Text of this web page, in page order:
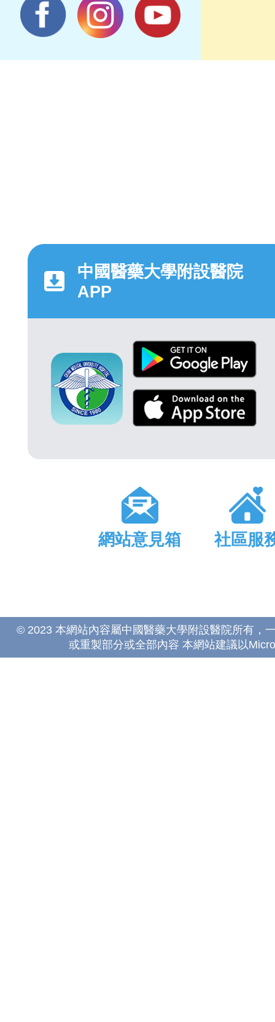
中國醫藥大學附設醫院
APP
網站意見箱 社區服
© 2023 本網站內容屬中國醫藥大學附設醫院所有，
或重製部分或全部內容 本網站建議以